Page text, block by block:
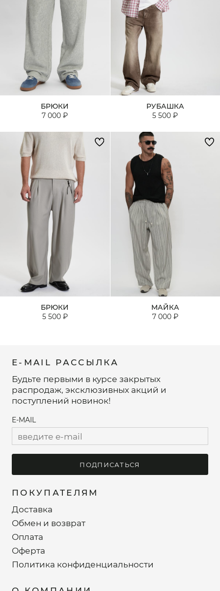
БРЮКИ
7 000 ₽
РУБАШКА
5 500 ₽
БРЮКИ
5 500 ₽
МАЙКА
7 000 ₽
ПОКУПАТЕЛЯМ
Доставка
Обмен и возврат
Оплата
Оферта
Политика конфиденциальности
E-MAIL РАССЫЛКА
Будьте первыми в курсе закрытых
распродаж, эксклюзивных акций и
поступлений новинок!
E-MAIL
ПОДПИСАТЬСЯ